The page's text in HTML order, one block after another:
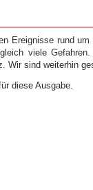
Ereignisse rund
viele
Wir sind weiterhin
diese Ausgabe.